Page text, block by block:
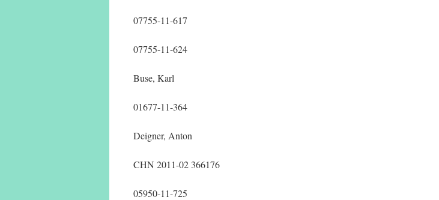
07755-11-617
07755-11-624
Buse, Karl
01677-11-364
Deigner, Anton
CHN 2011-02 366176
05950-11-725